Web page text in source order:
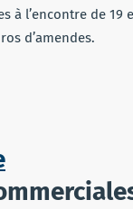
à l’encontre de
d’amendes.